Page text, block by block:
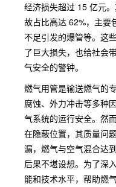
经济损失超过 15 亿元
故占比高达 62%，主要
不足引发的爆管等。这
了巨大损失，也给社会
气安全的警钟。
燃气用管是输送燃气的
腐蚀、外力冲击等多种
气系统的运行安全。然
在隐蔽位置，其质量问
漏，燃气与空气混合达
后果不堪设想。为了深
能和技术水平，帮助燃